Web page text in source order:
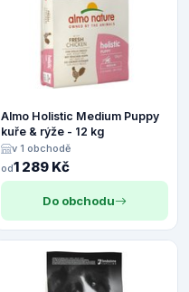
Almo Holistic Medium Puppy
kuře & rýže - 12 kg
v 1 obchodě
od1 289 Kč
Do obchodu